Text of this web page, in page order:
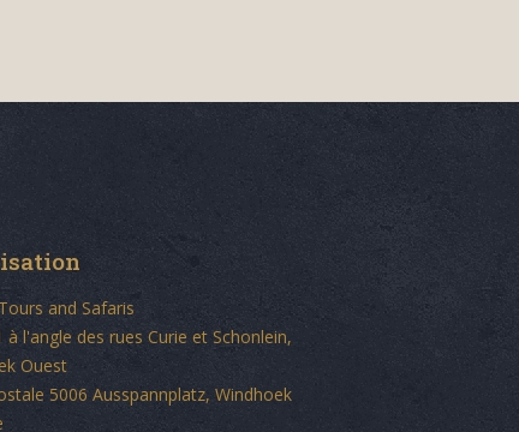
and Safaris
à l'angle des rues Curie et Schonlein,
Ouest
5006 Ausspannplatz, Windhoek